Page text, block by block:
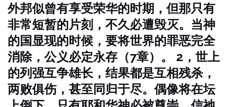
外邦似曾有享受荣华的时期，但那只有
非常短暂的片刻，不久必遭毁灭。当神
的国显现的时候，要将世界的罪恶完全
消除，公义必定永存（7章）。
2，世上
的列强互争雄长，结果都是互相残杀，
两败俱伤，甚至同归于尽。偶像将在坛